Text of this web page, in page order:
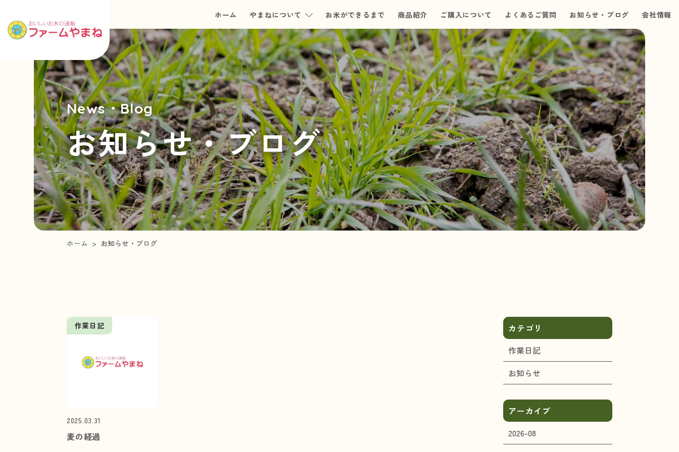
ホーム やまねについて お米ができるまで 商品紹介 ご購入について よくあるご質問 お知らせ・ブログ 会社情報
お知らせ・ブログ
News・Blog
ホーム > お知らせ・ブログ
作業日記
2025.03.31
麦の経過
カテゴリ
作業日記
お知らせ
アーカイブ
2026-08